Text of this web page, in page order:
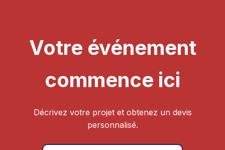
Votre événement
commence ici
Décrivez votre projet et obtenez un devis
personnalisé.